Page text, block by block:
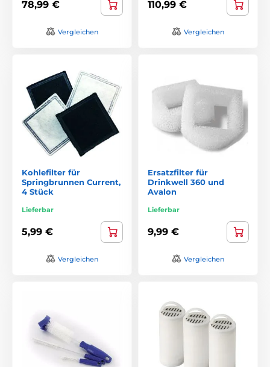
78,99 €
Vergleichen
110,99 €
Vergleichen
Kohlefilter für
Springbrunnen Current,
4 Stück
Lieferbar
5,99 €
Vergleichen
Ersatzfilter für
Drinkwell 360 und
Avalon
Lieferbar
9,99 €
Vergleichen